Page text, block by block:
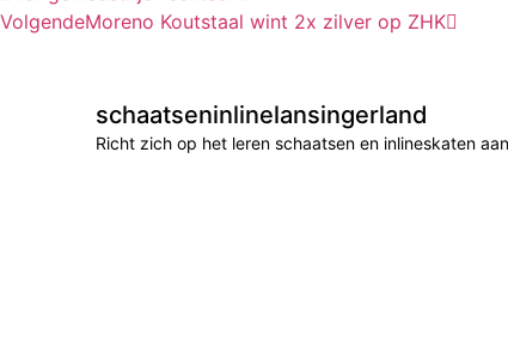
VolgendeMoreno Koutstaal wint 2x zilver op ZHK
schaatseninlinelansingerland
Richt zich op het leren schaatsen en inlineskaten